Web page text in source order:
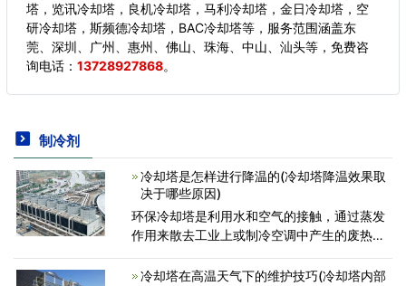
塔，览讯冷却塔，良机冷却塔，马利冷却塔，金日冷却塔，空
研冷却塔，斯频德冷却塔，BAC冷却塔等，服务范围涵盖东
莞、深圳、广州、惠州、佛山、珠海、中山、汕头等， 免费咨
询电话： 13728927868。
制冷剂
冷却塔是怎样进行降温的(冷却塔降温效果取
决于哪些原因)
环保冷却塔是利用水和空气的接触，通过蒸发
作用来散去工业上或制冷空调中产生的废热的
动后，自进风网处进入冷却塔内；饱和蒸汽分
冷却塔在高温天气下的维护技巧(冷却塔内部